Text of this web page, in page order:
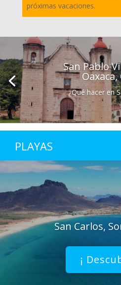
próximas vacaciones.
San Pablo
Oaxaca,
¿Qué hacer en
PLAYAS
San Carlos,
¡